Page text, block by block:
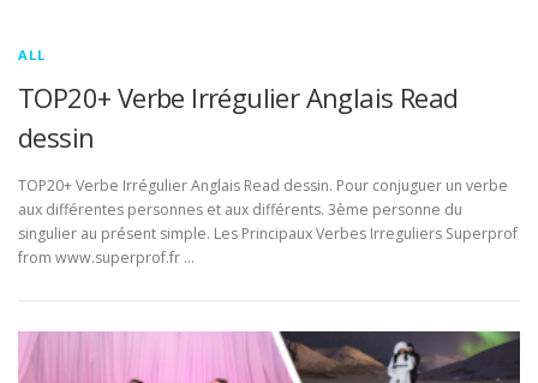
ALL
TOP20+ Verbe Irrégulier Anglais Read
dessin
TOP20+ Verbe Irrégulier Anglais Read dessin. Pour conjuguer un verbe
aux différentes personnes et aux différents. 3ème personne du
singulier au présent simple. Les Principaux Verbes Irreguliers Superprof
from www.superprof.fr …